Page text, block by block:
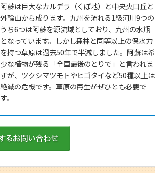
阿蘇は巨大なカルデラ（くぼ地）と中央火口丘と
外輪山から成ります。九州を流れる1級河川9つの
うち6つは阿蘇を源流域としており、九州の水瓶
となっています。しかし森林と同等以上の保水力
を持つ草原は過去50年で半減しました。阿蘇は希
少な植物が残る「全国最後のとりで」と言われま
すが、ツクシマツモトやヒゴタイなど50種以上は
絶滅の危機です。草原の再生がぜひとも必要で
す。